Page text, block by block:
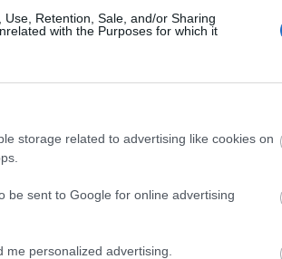
Retention, Sale, and/or Sharing
with the Purposes for which it
storage related to advertising like cookies on
be sent to Google for online advertising
personalized advertising.
bemutatókat vagy élménybeszámolót,
A mostani cikk, i
legtöbb látnivalót és természeti
Park a Budapesthez
terület magában foglalja a Pilist, a
és a Szentendrei-sziget bizonyos területeit. A